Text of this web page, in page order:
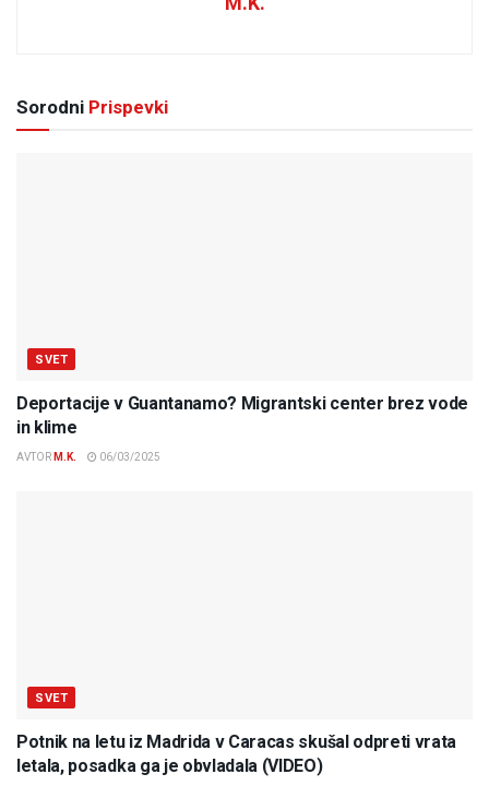
Sorodni Prispevki
SVET
Deportacije v Guantanamo? Migrantski center brez vode
in klime
AVTOR M.K. 06/03/2025
SVET
Potnik na letu iz Madrida v Caracas skušal odpreti vrata
letala, posadka ga je obvladala (VIDEO)